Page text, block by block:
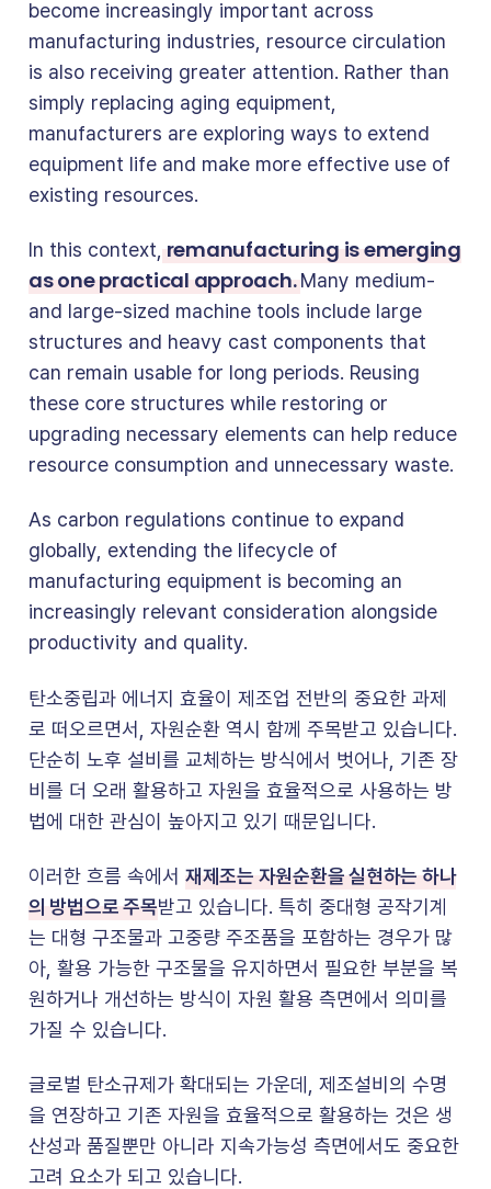
become increasingly important across
manufacturing industries, resource circulation
is also receiving greater attention. Rather than
simply replacing aging equipment,
manufacturers are exploring ways to extend
equipment life and make more effective use of
existing resources.
In this context, remanufacturing is emerging
as one practical approach.Many medium-
and large-sized machine tools include large
structures and heavy cast components that
can remain usable for long periods. Reusing
these core structures while restoring or
upgrading necessary elements can help reduce
resource consumption and unnecessary waste.
As carbon regulations continue to expand
globally, extending the lifecycle of
manufacturing equipment is becoming an
increasingly relevant consideration alongside
productivity and quality.
탄소중립과 에너지 효율이 제조업 전반의 중요한 과제
로 떠오르면서, 자원순환 역시 함께 주목받고 있습니다.
단순히 노후 설비를 교체하는 방식에서 벗어나, 기존 장
비를 더 오래 활용하고 자원을 효율적으로 사용하는 방
법에 대한 관심이 높아지고 있기 때문입니다.
이러한 흐름 속에서 재제조는 자원순환을 실현하는 하나
의 방법으로 주목받고 있습니다. 특히 중대형 공작기계
는 대형 구조물과 고중량 주조품을 포함하는 경우가 많
아, 활용 가능한 구조물을 유지하면서 필요한 부분을 복
원하거나 개선하는 방식이 자원 활용 측면에서 의미를
가질 수 있습니다.
글로벌 탄소규제가 확대되는 가운데, 제조설비의 수명
을 연장하고 기존 자원을 효율적으로 활용하는 것은 생
산성과 품질뿐만 아니라 지속가능성 측면에서도 중요한
고려 요소가 되고 있습니다.